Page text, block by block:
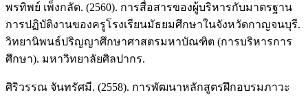
พรทิพย์ เพ็งกลัด. (2560). การสื่อสารของผู้บริหารกับมาตรฐาน
การปฏิบัติงานของครูโรงเรียนมัธยมศึกษาในจังหวัดกาญจนบุรี.
วิทยานิพนธ์ปริญญาศึกษาศาสตรมหาบัณฑิต (การบริหารการ
ศึกษา). มหาวิทยาลัยศิลปากร.
ศิริวรรณ จันทรัศมี. (2558). การพัฒนาหลักสูตรฝึกอบรมภาวะ